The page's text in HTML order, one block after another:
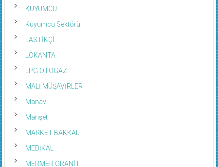
KUYUMCU
Kuyumcu Sektörü
LASTİKÇİ
LOKANTA
LPG OTOGAZ
MALİ MÜŞAVİRLER
Manav
Manşet
MARKET BAKKAL
MEDİKAL
MERMER GRANİT